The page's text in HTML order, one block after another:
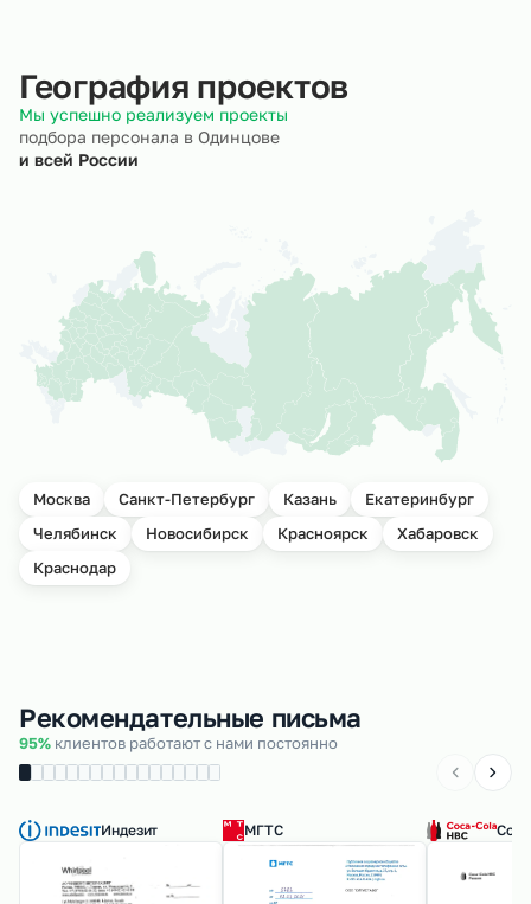
География проектов
Мы успешно реализуем проекты
подбора персонала в Одинцове
и всей России
Москва Санкт-Петербург Казань
Екатеринбург
Челябинск
Новосибирск Красноярск
Хабаровск
Краснодар
Рекомендательные письма
95% клиентов работают с нами постоянно
Индезит МГТС